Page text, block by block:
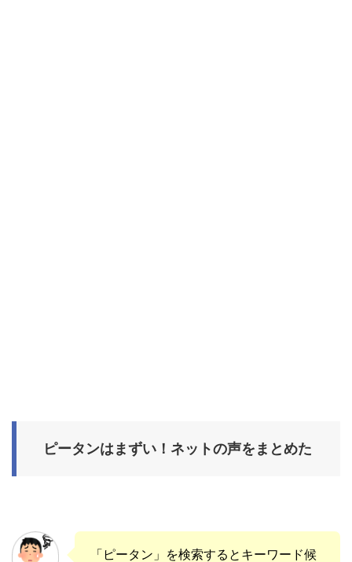
ピータンはまずい！ネットの声をまとめた
「ピータン」を検索するとキーワード候